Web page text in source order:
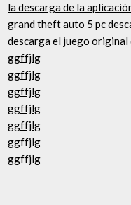
la descarga de la
grand theft auto 5 pc
descarga el juego
ggffjlg
ggffjlg
ggffjlg
ggffjlg
ggffjlg
ggffjlg
ggffjlg